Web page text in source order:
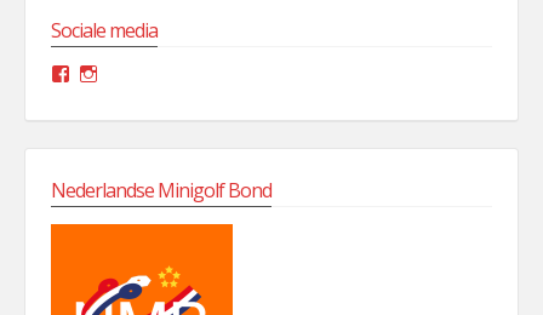
Sociale media
Facebook
Nederlandse Minigolf Bond